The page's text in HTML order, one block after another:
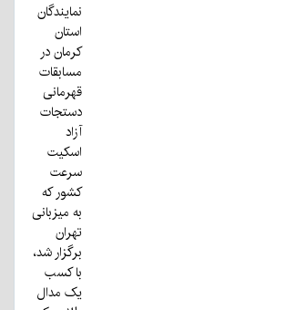
نمایندگان
استان
کرمان در
مسابقات
قهرمانی
دستجات
آزاد
اسکیت
سرعت
کشور که
به میزبانی
تهران
برگزار شد،
با کسب
یک مدال